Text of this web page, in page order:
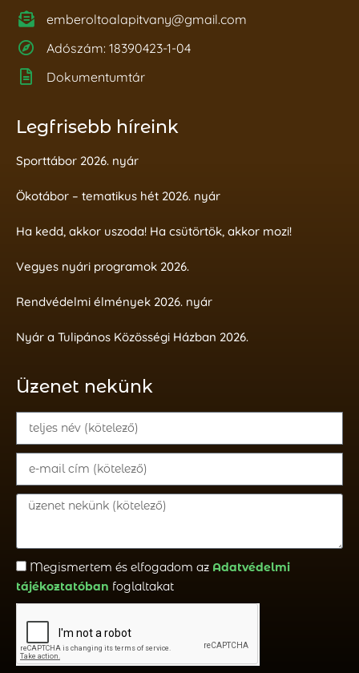
emberoltoalapitvany@gmail.com
Adószám: 18390423-1-04
Dokumentumtár
Legfrisebb híreink
Sporttábor 2026. nyár
Ökotábor – tematikus hét 2026. nyár
Ha kedd, akkor uszoda! Ha csütörtök, akkor mozi!
Vegyes nyári programok 2026.
Rendvédelmi élmények 2026. nyár
Nyár a Tulipános Közösségi Házban 2026.
Üzenet nekünk
Megismertem és elfogadom az Adatvédelmi
tájékoztatóban foglaltakat